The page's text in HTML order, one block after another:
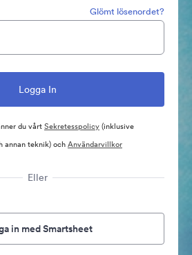
Glömt lösenordet?
du vårtSekretesspolicy(inklusive
annan teknik) ochAnvändarvillkor
Eller
in med Smartsheet